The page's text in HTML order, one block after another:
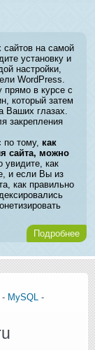
на самой
установку и
настройки,
WordPress.
прямо в курсе с
который затем
Ваших глазах.
закрепления
по тому,как
сайта, можно
увидите, как
и если Вы из
как правильно
Подробнее
- MySQL -